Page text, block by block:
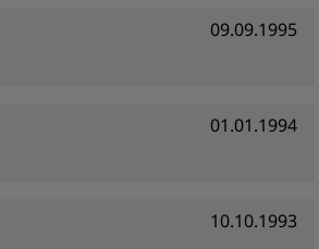
09.09.1995
01.01.1994
10.10.1993